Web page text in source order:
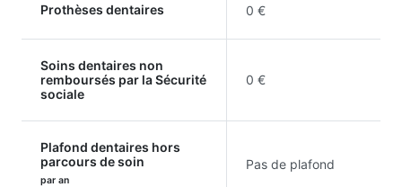
Prothèses dentaires 0 €
Soins dentaires non
remboursés par la Sécurité
sociale
0 €
Plafond dentaires hors
parcours de soin
par an
Pas de plafond